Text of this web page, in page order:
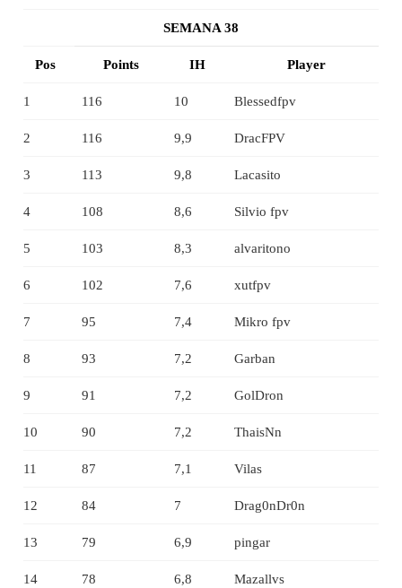
SEMANA 38
Pos Points IH Player
1 116 10 Blessedfpv
2 116 9,9 DracFPV
3 113 9,8 Lacasito
4 108 8,6 Silvio fpv
5 103 8,3 alvaritono
6 102 7,6 xutfpv
7 95 7,4 Mikro fpv
8 93 7,2 Garban
9 91 7,2 GolDron
10 90 7,2 ThaisNn
11 87 7,1 Vilas
12 84 7 Drag0nDr0n
13 79 6,9 pingar
14 78 6,8 Mazallvs